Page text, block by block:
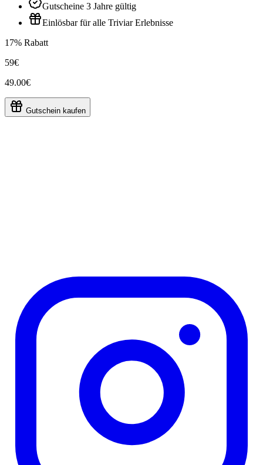
Gutscheine 3 Jahre gültig
Einlösbar für alle Triviar Erlebnisse
17% Rabatt
59€
49.00€
Gutschein kaufen